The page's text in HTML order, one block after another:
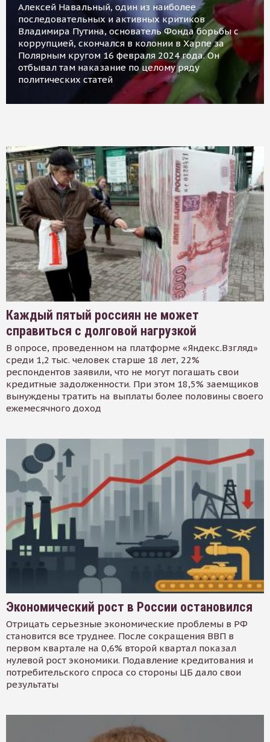
Алексей Навальный, один из наиболее
последовательных и активных критиков
Владимира Путина, основатель Фонда борьбы с
коррупцией, скончался в колонии в Харпе за
Полярным кругом 16 февраля 2024 года. Он
отбывал там наказание по целому ряду
политических статей
Каждый пятый россиян не может
справиться с долговой нагрузкой
В опросе, проведенном на платформе «Яндекс.Взгляд»
среди 1,2 тыс. человек старше 18 лет, 22%
респондентов заявили, что не могут погашать свои
кредитные задолженности. При этом 18,5% заемщиков
вынуждены тратить на выплаты более половины своего
ежемесячного доход
Экономический рост в России остановился
Отрицать серьезные экономические проблемы в РФ
становится все труднее. После сокращения ВВП в
первом квартале на 0,6% второй квартал показал
нулевой рост экономики. Подавление кредитования и
потребительского спроса со стороны ЦБ дало свои
результаты